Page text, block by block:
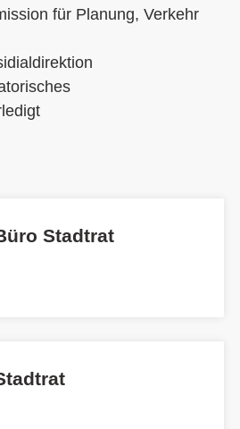
für Planung, Verkehr
Stadtrat